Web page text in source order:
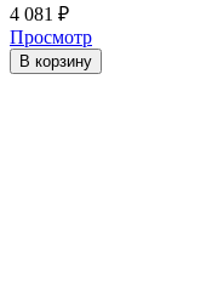
4 081 ₽
Просмотр
В корзину